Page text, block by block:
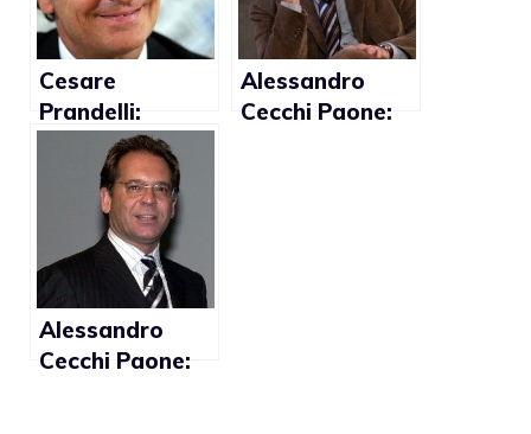
Cesare
Prandelli:
“Presto qualche
calciatore farà
coming out”. Le
reazioni della
comunità gay
Alessandro
Cecchi Paone:
Alessandro
Cecchi Paone: